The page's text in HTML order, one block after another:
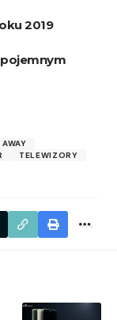
2019
pojemnym
TELEWIZORY